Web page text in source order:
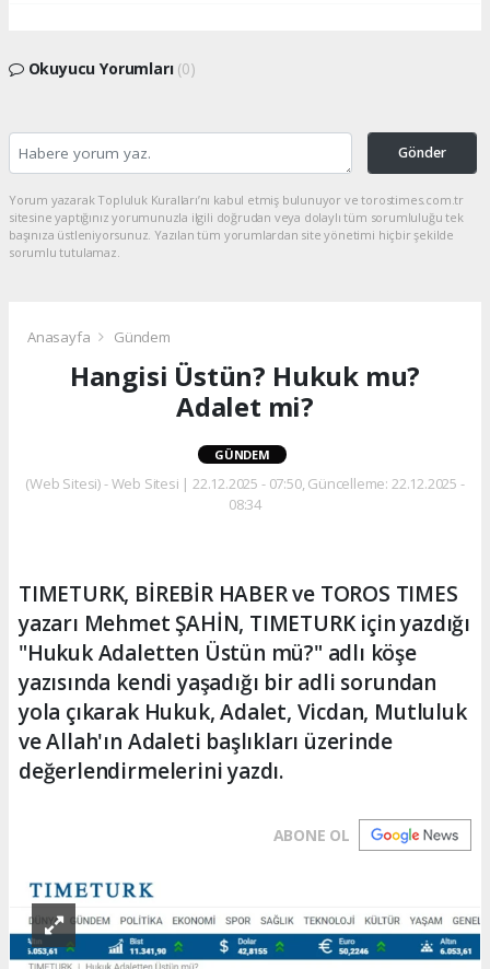
Okuyucu Yorumları (0)
Gönder
Yorum yazarak Topluluk Kuralları’nı kabul etmiş bulunuyor ve torostimes.com.tr
sitesine yaptığınız yorumunuzla ilgili doğrudan veya dolaylı tüm sorumluluğu tek
başınıza üstleniyorsunuz. Yazılan tüm yorumlardan site yönetimi hiçbir şekilde
sorumlu tutulamaz.
Anasayfa Gündem
Hangisi Üstün? Hukuk mu?
Adalet mi?
GÜNDEM
(Web Sitesi) - Web Sitesi | 22.12.2025 - 07:50, Güncelleme: 22.12.2025 -
08:34
TIMETURK, BİREBİR HABER ve TOROS TIMES
yazarı Mehmet ŞAHİN, TIMETURK için yazdığı
"Hukuk Adaletten Üstün mü?" adlı köşe
yazısında kendi yaşadığı bir adli sorundan
yola çıkarak Hukuk, Adalet, Vicdan, Mutluluk
ve Allah'ın Adaleti başlıkları üzerinde
değerlendirmelerini yazdı.
ABONE OL